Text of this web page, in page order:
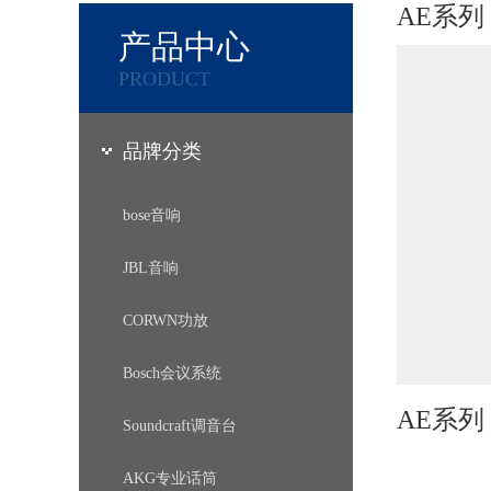
产品中心
PRODUCT
品牌分类
bose音响
JBL音响
CORWN功放
Bosch会议系统
Soundcraft调音台
AKG专业话筒
AE系列
AE系列